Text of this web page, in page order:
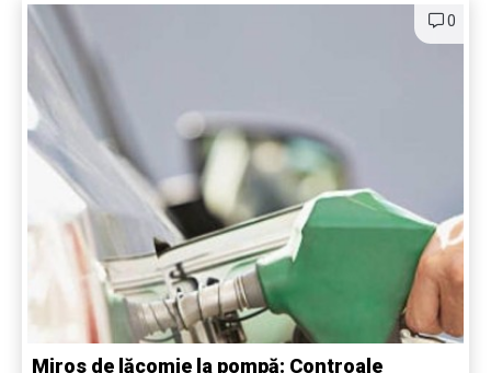
0
Miros de lăcomie la pompă: Controale